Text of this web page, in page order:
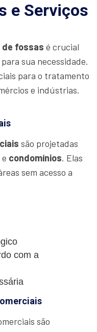
e Serviços
fossas é crucial
sua necessidade.
para o tratamento
e indústrias.
são projetadas
condomínios. Elas
sem acesso a
com a
são